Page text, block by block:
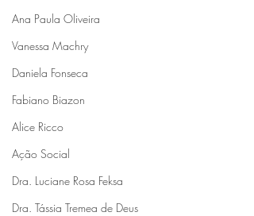
Ana Paula Oliveira
Vanessa Machry
Daniela Fonseca
Fabiano Biazon
Alice Ricco
Ação Social
Dra. Luciane Rosa Feksa
Dra. Tássia Tremea de Deus